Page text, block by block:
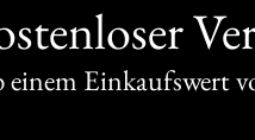
einem Einkaufswert